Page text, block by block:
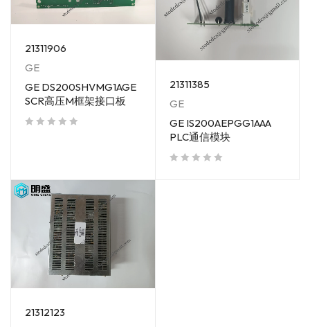
21311906
GE
GE DS200SHVMG1AGE
SCR高压M框架接口板
21311385
GE
GE IS200AEPGG1AAA
PLC通信模块
21312123